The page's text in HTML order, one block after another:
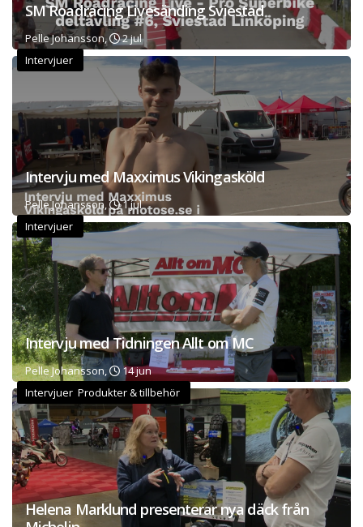
SM Roadracing Livesänding Sviestad
Pelle Johansson,
2 jul
Intervjuer
Intervju med Maxximus Vikingasköld
Pelle Johansson,
1 jul
Intervjuer
Intervju med Tidningen Allt om MC
Pelle Johansson,
14 jun
Intervjuer Produkter & tillbehör
Helena Marklund presenterar nya däck från